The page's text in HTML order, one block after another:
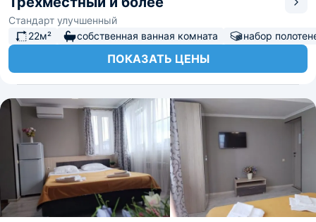
Стандарт улучшенный
22м²
собственная ванная комната набор
ПОКАЗАТЬ ЦЕНЫ